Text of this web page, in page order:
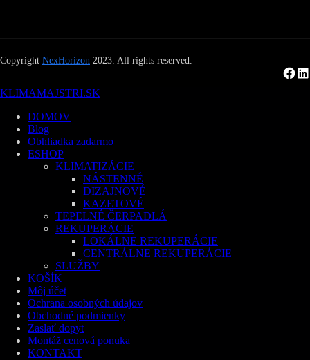
Copyright NexHorizon 2023. All rights reserved.
Facebook
LinkedIn
KLIMAMAJSTRI.SK
DOMOV
Blog
Obhliadka zadarmo
ESHOP
KLIMATIZÁCIE
NÁSTENNÉ
DIZAJNOVÉ
KAZETOVÉ
TEPELNÉ ČERPADLÁ
REKUPERÁCIE
LOKÁLNE REKUPERÁCIE
CENTRÁLNE REKUPERÁCIE
SLUŽBY
KOŠÍK
Môj účet
Ochrana osobných údajov
Obchodné podmienky
Zaslať dopyt
Montáž cenová ponuka
KONTAKT